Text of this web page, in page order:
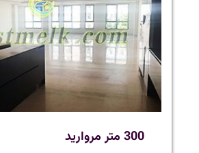
300 متر مروارید